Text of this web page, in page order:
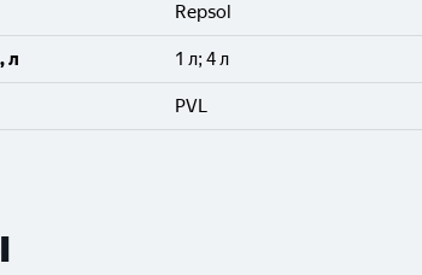
Repsol
л 1 л; 4 л
PVL